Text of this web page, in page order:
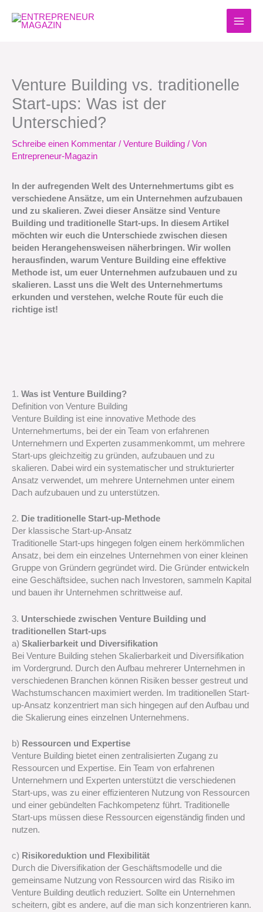
Inhalt
springen
Venture Building vs. traditionelle
Start-ups: Was ist der
Unterschied?
Schreibe einen Kommentar / Venture Building / Von
Entrepreneur-Magazin
In der aufregenden Welt des Unternehmertums gibt es
verschiedene Ansätze, um ein Unternehmen aufzubauen
und zu skalieren. Zwei dieser Ansätze sind Venture
Building und traditionelle Start-ups. In diesem Artikel
möchten wir euch die Unterschiede zwischen diesen
beiden Herangehensweisen näherbringen. Wir wollen
herausfinden, warum Venture Building eine effektive
Methode ist, um euer Unternehmen aufzubauen und zu
skalieren. Lasst uns die Welt des Unternehmertums
erkunden und verstehen, welche Route für euch die
richtige ist!
1. Was ist Venture Building?
Definition von Venture Building
Venture Building ist eine innovative Methode des
Unternehmertums, bei der ein Team von erfahrenen
Unternehmern und Experten zusammenkommt, um mehrere
Start-ups gleichzeitig zu gründen, aufzubauen und zu
skalieren. Dabei wird ein systematischer und strukturierter
Ansatz verwendet, um mehrere Unternehmen unter einem
Dach aufzubauen und zu unterstützen.
2. Die traditionelle Start-up-Methode
Der klassische Start-up-Ansatz
Traditionelle Start-ups hingegen folgen einem herkömmlichen
Ansatz, bei dem ein einzelnes Unternehmen von einer kleinen
Gruppe von Gründern gegründet wird. Die Gründer entwickeln
eine Geschäftsidee, suchen nach Investoren, sammeln Kapital
und bauen ihr Unternehmen schrittweise auf.
3. Unterschiede zwischen Venture Building und
traditionellen Start-ups
a) Skalierbarkeit und Diversifikation
Bei Venture Building stehen Skalierbarkeit und Diversifikation
im Vordergrund. Durch den Aufbau mehrerer Unternehmen in
verschiedenen Branchen können Risiken besser gestreut und
Wachstumschancen maximiert werden. Im traditionellen Start-
up-Ansatz konzentriert man sich hingegen auf den Aufbau und
die Skalierung eines einzelnen Unternehmens.
b) Ressourcen und Expertise
Venture Building bietet einen zentralisierten Zugang zu
Ressourcen und Expertise. Ein Team von erfahrenen
Unternehmern und Experten unterstützt die verschiedenen
Start-ups, was zu einer effizienteren Nutzung von Ressourcen
und einer gebündelten Fachkompetenz führt. Traditionelle
Start-ups müssen diese Ressourcen eigenständig finden und
nutzen.
c) Risikoreduktion und Flexibilität
Durch die Diversifikation der Geschäftsmodelle und die
gemeinsame Nutzung von Ressourcen wird das Risiko im
Venture Building deutlich reduziert. Sollte ein Unternehmen
scheitern, gibt es andere, auf die man sich konzentrieren kann.